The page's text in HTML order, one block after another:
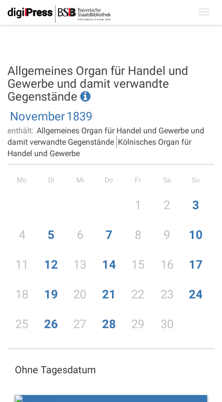
Allgemeines Organ für Handel und
Gewerbe und damit verwandte
Gegenstände
November1839
enthält: Allgemeines Organ für Handel und Gewerbe und
damit verwandte Gegenstände Kölnisches Organ für
Handel und Gewerbe
Mo Di Mi Do Fr Sa So
1 2 3
4 5 6 7 8 9 10
11 12 13 14 15 16 17
18 19 20 21 22 23 24
25 26 27 28 29 30
Ohne Tagesdatum